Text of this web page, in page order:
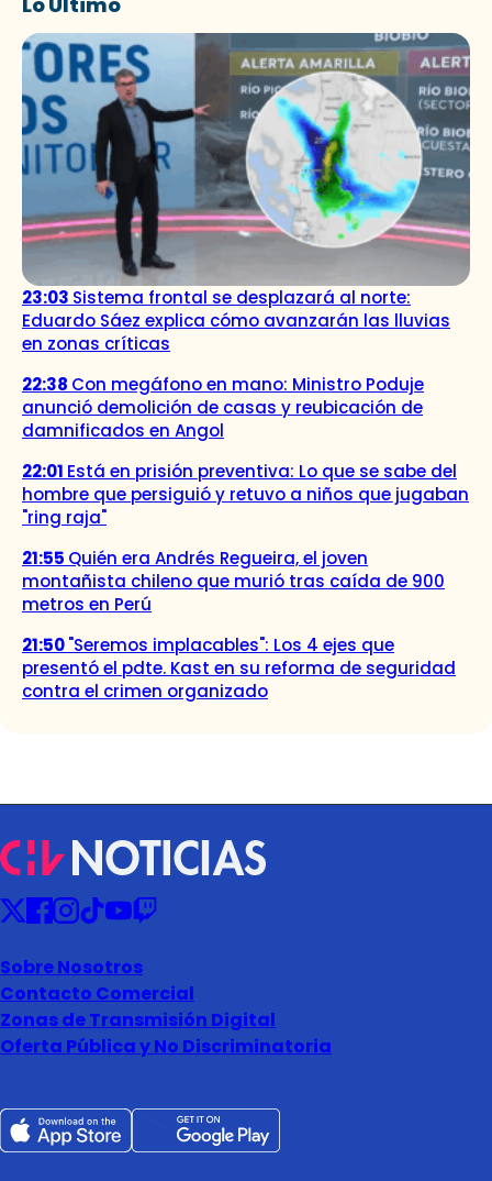
23:03 Sistema frontal se desplazará al norte:
Eduardo Sáez explica cómo avanzarán las lluvias
en zonas críticas
22:38 Con megáfono en mano: Ministro Poduje
anunció demolición de casas y reubicación de
damnificados en Angol
22:01 Está en prisión preventiva: Lo que se sabe del
hombre que persiguió y retuvo a niños que jugaban
"ring raja"
21:55 Quién era Andrés Regueira, el joven
montañista chileno que murió tras caída de 900
metros en Perú
21:50"Seremos implacables": Los 4 ejes que
presentó el pdte. Kast en su reforma de seguridad
contra el crimen organizado
Sobre Nosotros
Contacto Comercial
Zonas de Transmisión Digital
Oferta Pública y No Discriminatoria